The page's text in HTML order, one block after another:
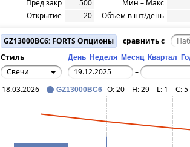
Пред закр
500
Открытие
20
Мин – Макс
Объём в шт/день
GZ13000BC6: FORTS Опционы
сравнить с
Стиль
День Неделя Месяц Квартал
Свечи
–
18.03.2026
GZ13000BC6 O:20 H:29 L: 1 C:5